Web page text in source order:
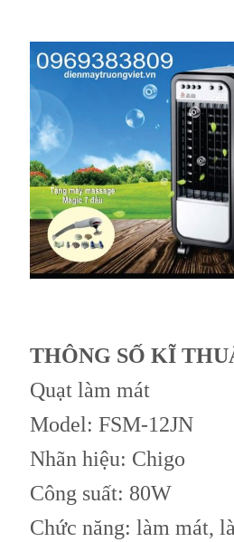
THÔNG SỐ KĨ
Quạt làm mát
Model: FSM-12JN
Nhãn hiệu: Chigo
Công suất: 80W
Chức năng: làm mát,